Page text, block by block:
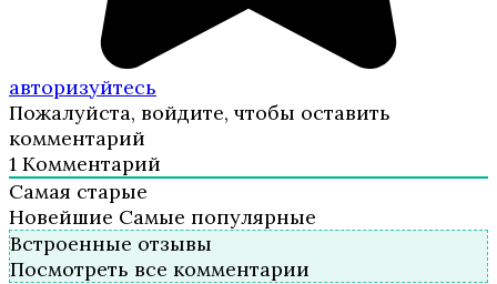
авторизуйтесь
Пожалуйста, войдите, чтобы оставить
комментарий
1 Комментарий
Самая старые
Новейшие Самые популярные
Встроенные отзывы
Посмотреть все комментарии